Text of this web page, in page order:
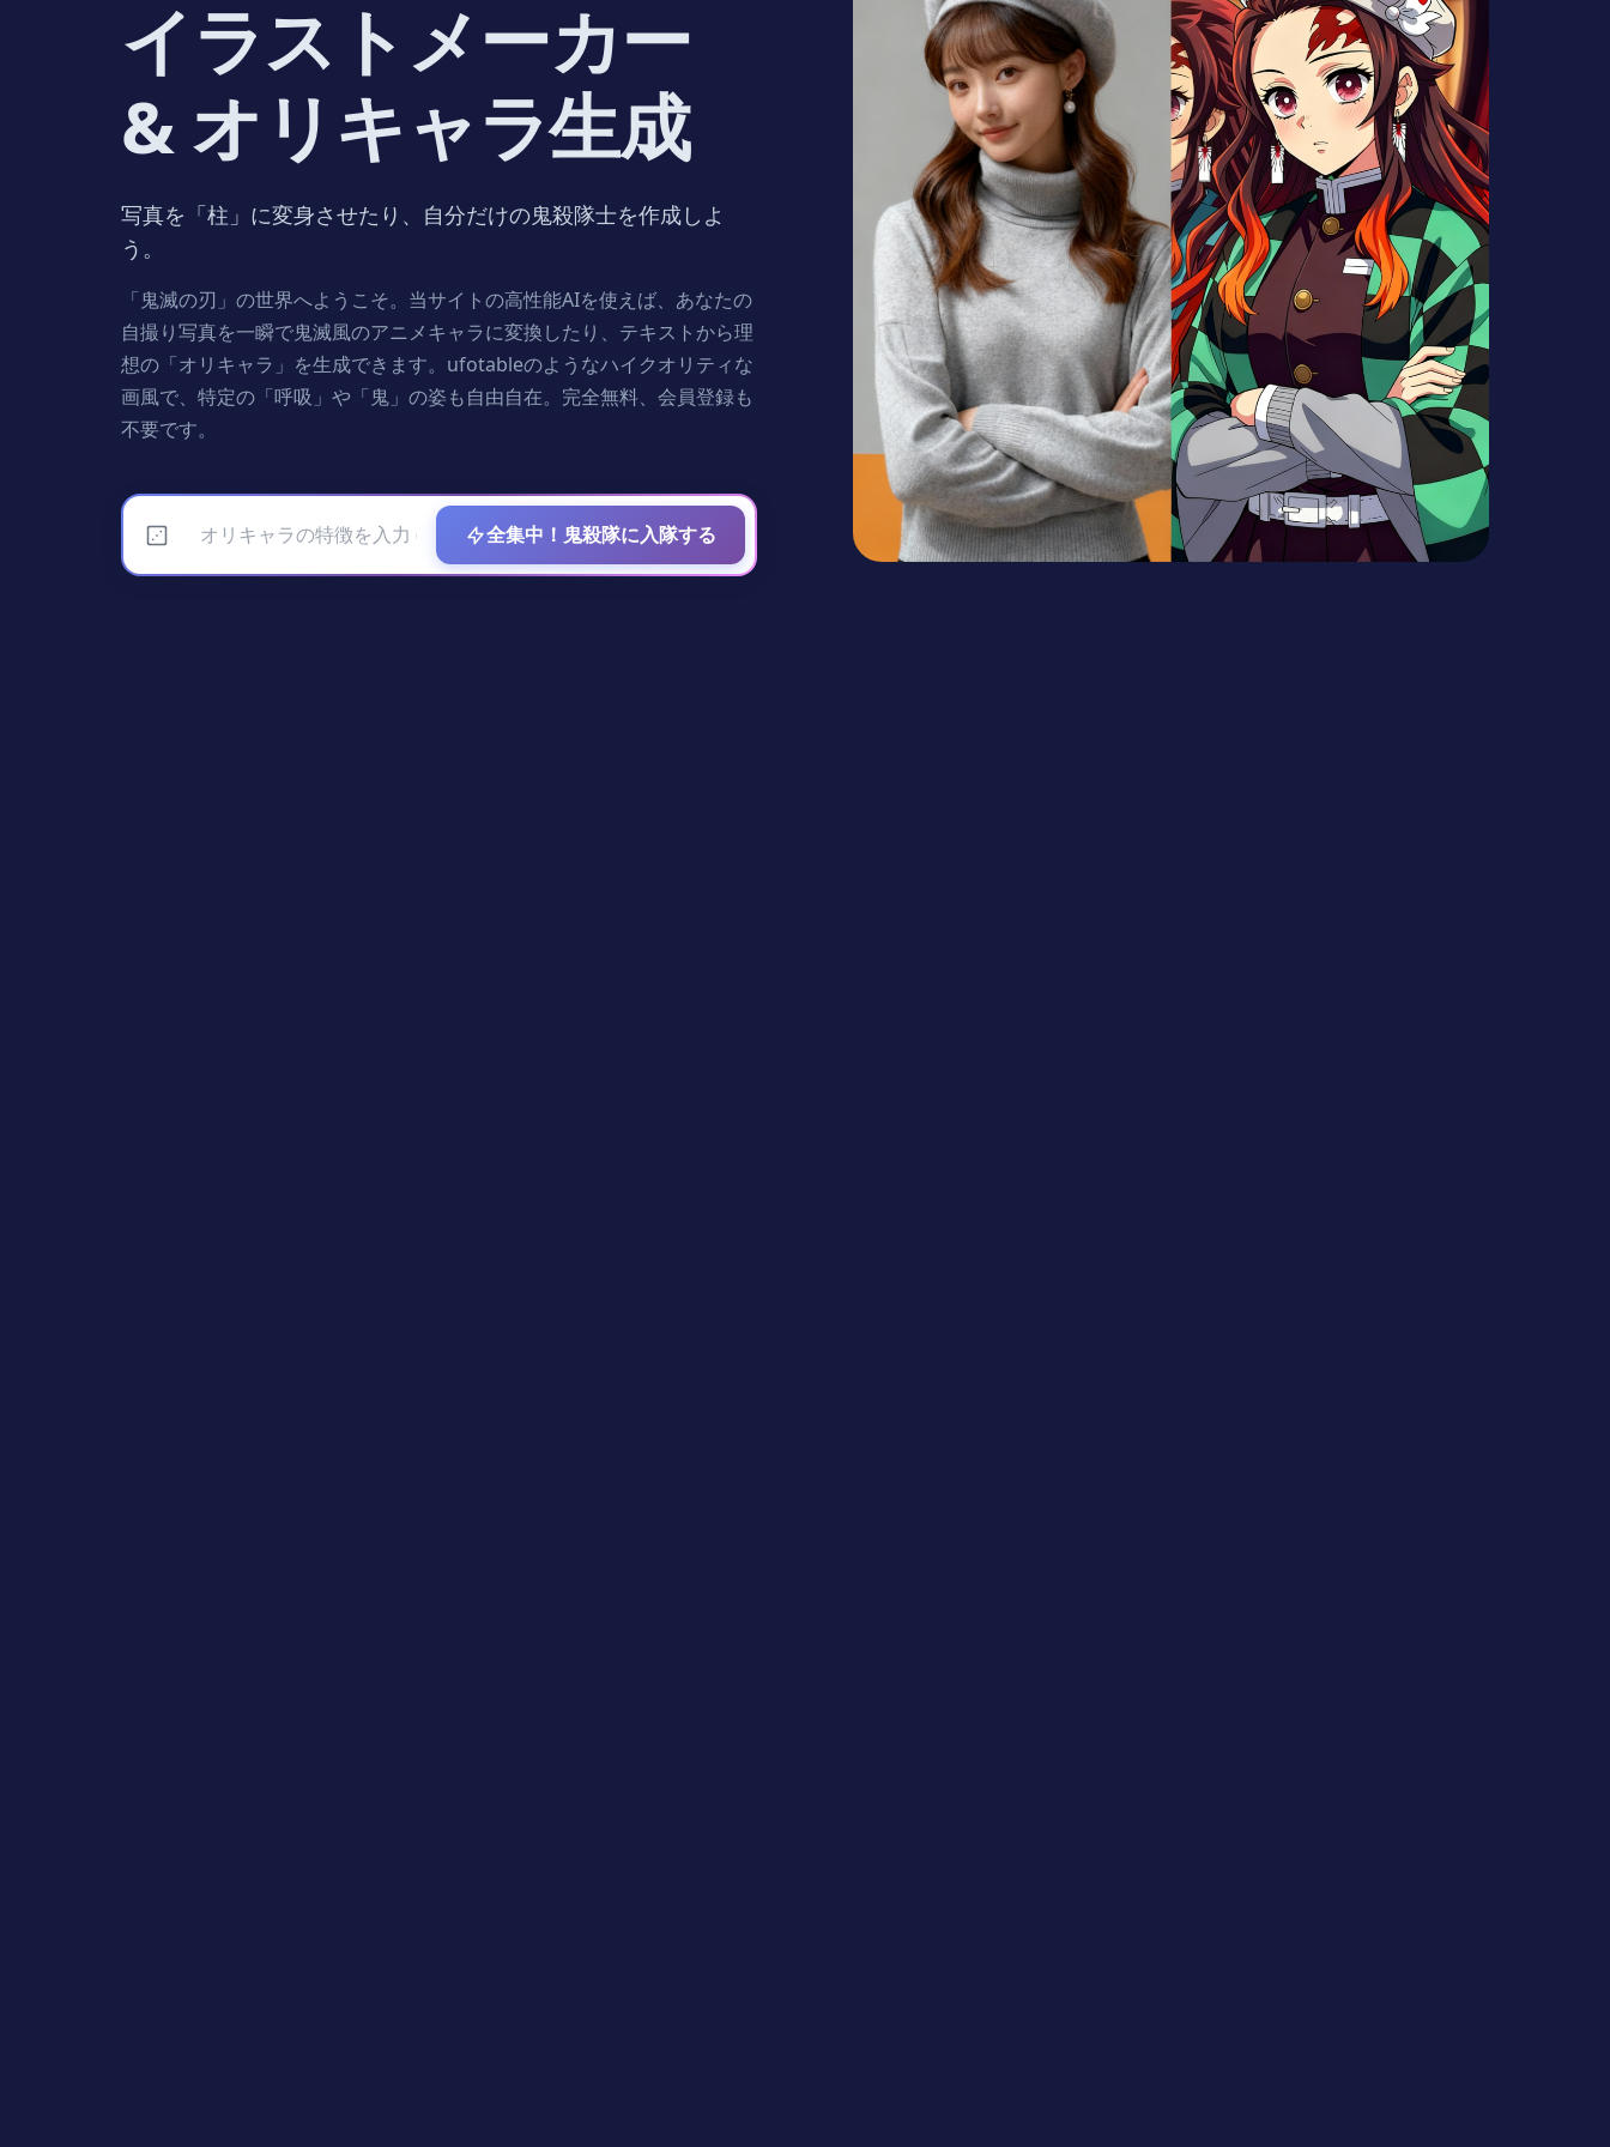
イラストメーカー
& オリキャラ生成
写真を「柱」に変身させたり、自分だけの鬼殺隊士を作成しよ
う。
「鬼滅の刃」の世界へようこそ。当サイトの高性能AIを使えば、あなたの
自撮り写真を一瞬で鬼滅風のアニメキャラに変換したり、テキストから理
想の「オリキャラ」を生成できます。ufotableのようなハイクオリティな
画風で、特定の「呼吸」や「鬼」の姿も自由自在。完全無料、会員登録も
不要です。
全集中！鬼殺隊に入隊する